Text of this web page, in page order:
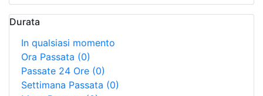
Durata
In qualsiasi momento
Ora Passata (0)
Passate 24 Ore (0)
Settimana Passata (0)